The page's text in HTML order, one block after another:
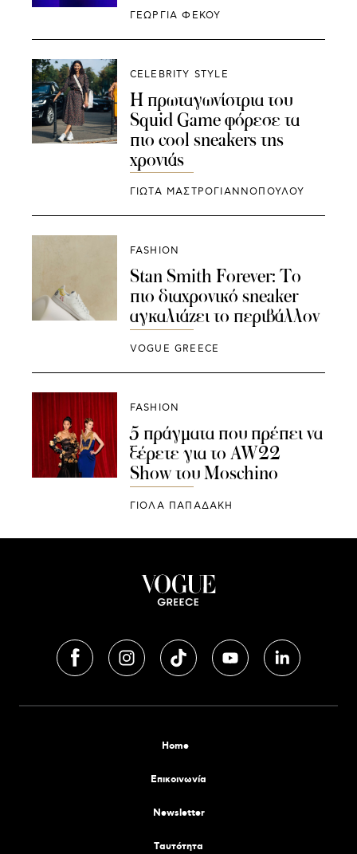
ΓΕΩΡΓΙΑ ΦΕΚΟΥ
CELEBRITY STYLE
Η πρωταγωνίστρια του
Squid Game φόρεσε τα
πιο cool sneakers της
χρονιάς
ΓΙΩΤΑ ΜΑΣΤΡΟΓΙΑΝΝΟΠΟΥΛΟΥ
FASHION
Stan Smith Forever: Το
πιο διαχρονικό sneaker
αγκαλιάζει το περιβάλλον
VOGUE GREECE
FASHION
5 πράγματα που πρέπει να
ξέρετε για το AW22
Show του Moschino
ΓΙΌΛΑ ΠΑΠΑΔΆΚΗ
Home
Επικοινωνία
Newsletter
Tαυτότητα